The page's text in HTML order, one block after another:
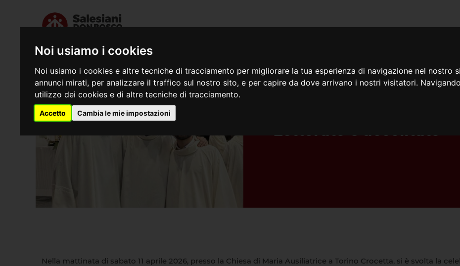
Noi usiamo i cookies
Noi usiamo i cookies e altre tecniche di tracciamento per migliorare la tua esperienza di navigazione nel
annunci mirati, per analizzare il traffico sul nostro sito, e per capire da dove arrivano i nostri visitatori.
utilizzo dei cookies e di altre tecniche di tracciamento.
Accetto Cambia le mie impostazioni
Chi siamo
Lettorato e accolitato
Nella mattinata di sabato 11 aprile 2026, presso la Chiesa di Maria Ausiliatrice a Torino Crocetta, si è svolta la